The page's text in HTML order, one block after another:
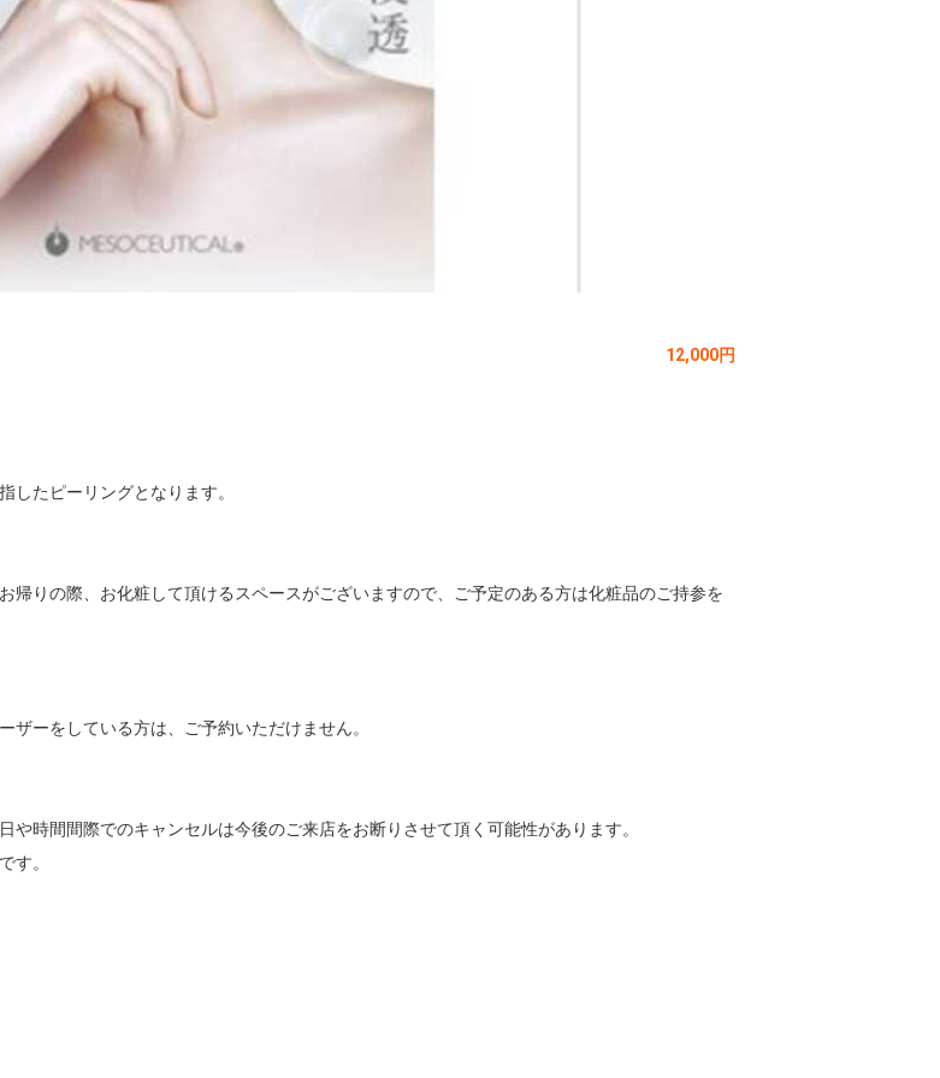
12,000円
したピーリングとなります。
帰りの際、お化粧して頂けるスペースがございますので、ご予定のある方は化粧品のご持参を
ザーをしている方は、ご予約いただけません。
時間間際でのキャンセルは今後のご来店をお断りさせて頂く可能性があります。
す。